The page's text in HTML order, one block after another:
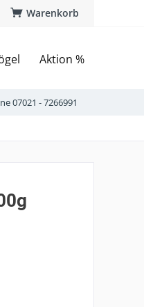
Warenkorb
Aktion %
07021 - 7266991